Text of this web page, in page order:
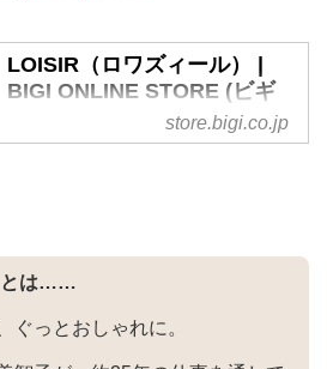
ます
LOISIR（ロワズィール） |
BIGI ONLINE STORE (ビギ
オンラインストア)
円クーポンプレゼント。
store.bigi.co.jp
とは……
ぐっとおしゃれに。